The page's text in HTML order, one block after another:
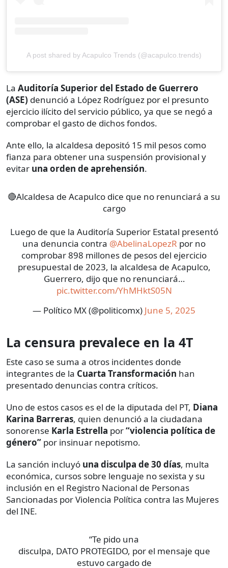
A post shared by Acapulco Trends (@acapulco.trends)
La Auditoría Superior del Estado de Guerrero
(ASE) denunció a López Rodríguez por el presunto
ejercicio ilícito del servicio público, ya que se negó a
comprobar el gasto de dichos fondos.
Ante ello, la alcaldesa depositó 15 mil pesos como
fianza para obtener una suspensión provisional y
evitar una orden de aprehensión.
🔴Alcaldesa de Acapulco dice que no renunciará a su
cargo
Luego de que la Auditoría Superior Estatal presentó
una denuncia contra @AbelinaLopezR por no
comprobar 898 millones de pesos del ejercicio
presupuestal de 2023, la alcaldesa de Acapulco,
Guerrero, dijo que no renunciará…
pic.twitter.com/YhMHktS05N
— Político MX (@politicomx) June 5, 2025
La censura prevalece en la 4T
Este caso se suma a otros incidentes donde
integrantes de la Cuarta Transformación han
presentado denuncias contra críticos.
Uno de estos casos es el de la diputada del PT, Diana
Karina Barreras, quien denunció a la ciudadana
sonorense Karla Estrella por“violencia política de
género” por insinuar nepotismo.
La sanción incluyó una disculpa de 30 días, multa
económica, cursos sobre lenguaje no sexista y su
inclusión en el Registro Nacional de Personas
Sancionadas por Violencia Política contra las Mujeres
del INE.
“Te pido una
disculpa, DATO PROTEGIDO, por el mensaje que
estuvo cargado de